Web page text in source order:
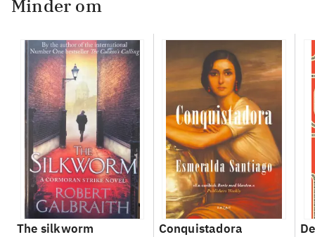
Minder om
The silkworm
Conquistadora